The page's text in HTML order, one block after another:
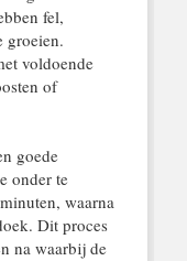
fel,
groeien.
voldoende
of
goede
onder te
waarna
Dit proces
na waarbij de